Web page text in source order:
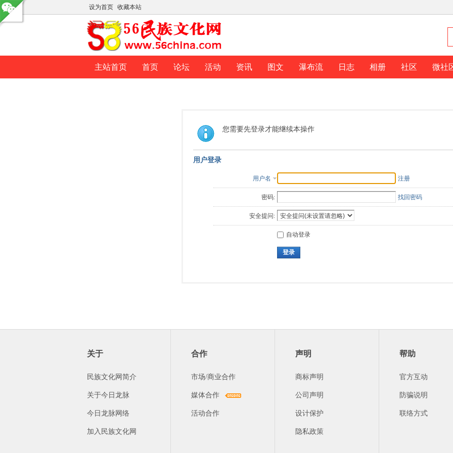
设为首页 收藏本站
主站首页 首页 论坛 活动 资讯 图文 瀑布流 日志 相册 社区 微社
您需要先登录才能继续本操作
用户登录
用户名 注册
密码: 找回密码
安全提问:
自动登录
登录
关于
民族文化网简介
关于今日龙脉
今日龙脉网络
加入民族文化网
合作
市场/商业合作
媒体合作
活动合作
声明
商标声明
公司声明
设计保护
隐私政策
帮助
官方互动
防骗说明
联络方式